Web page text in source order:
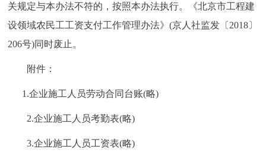
关规定与本办法不符的，按照本办法执行。《北京市工程建
设领域农民工工资支付工作管理办法》(京人社监发〔2018〕
206号)同时废止。
附件：
1.企业施工人员劳动合同台账(略)
2.企业施工人员考勤表(略)
3.企业施工人员工资表(略)